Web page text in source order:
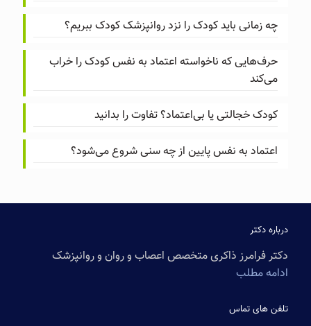
چه زمانی باید کودک را نزد روانپزشک کودک ببریم؟
حرف‌هایی که ناخواسته اعتماد به نفس کودک را خراب
می‌کند
کودک خجالتی یا بی‌اعتماد؟ تفاوت را بدانید
اعتماد به نفس پایین از چه سنی شروع می‌شود؟
درباره دکتر
دکتر فرامرز ذاکری متخصص اعصاب و روان و روانپزشک
ادامه مطلب
تلفن های تماس